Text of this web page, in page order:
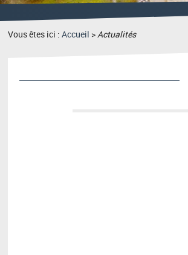
Vous êtes ici :Accueil >Actualités